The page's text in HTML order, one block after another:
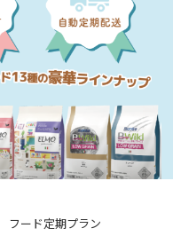
フード定期プラン